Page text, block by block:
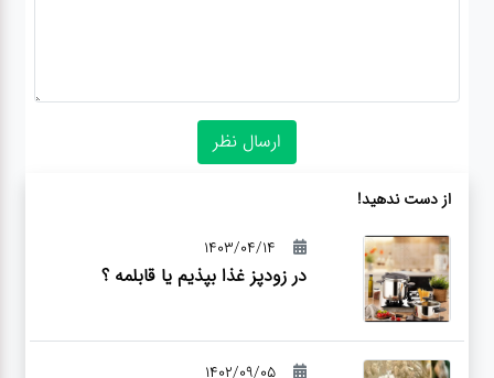
از دست ندهید!
1403/04/14
در زودپز غذا بپذیم یا قابلمه ؟
1402/09/05